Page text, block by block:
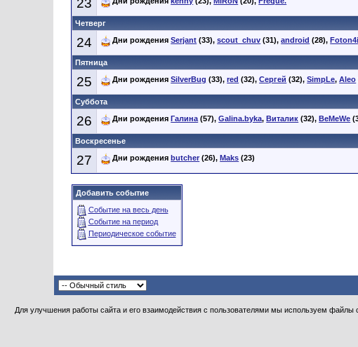
23
Четверг
24 Дни рожденияSerjant (33),scout_chuv (31),android (28),
Пятница
25 Дни рожденияSilverBug (33),red (32),Сергей (32),SimpLe,Aleo
Суббота
26 Дни рождения Галина(57),Galina.byka, Виталик (32), BeMeWe
Воскресенье
27 Дни рождения butcher (26), Maks (23)
Добавить событие
Событие на весь день
Событие на период
Периодическое событие
Для улучшения работы сайта и его взаимодействия с пользователями мы используем